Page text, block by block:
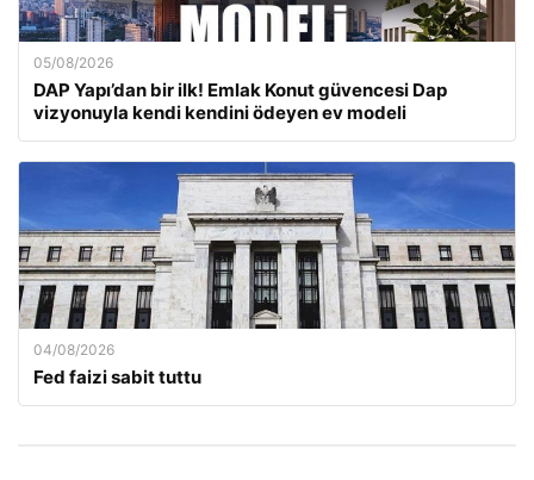
05/08/2026
DAP Yapı’dan bir ilk! Emlak Konut güvencesi Dap
vizyonuyla kendi kendini ödeyen ev modeli
04/08/2026
Fed faizi sabit tuttu